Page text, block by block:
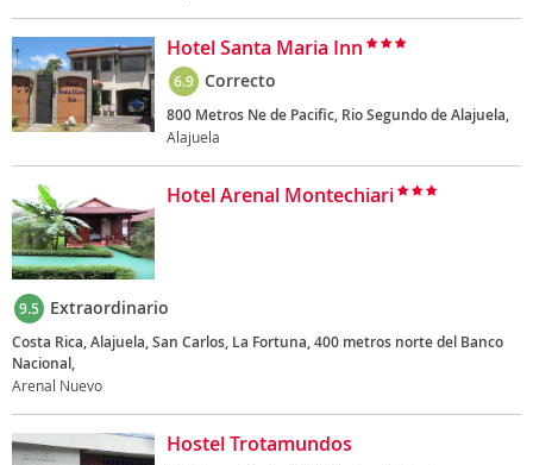
Hotel Santa Maria Inn
6.9 Correcto
800 Metros Ne de Pacific, Rio Segundo de Alajuela,
Alajuela
Hotel Arenal Montechiari
9.5 Extraordinario
Costa Rica, Alajuela, San Carlos, La Fortuna, 400 metros norte del Banco
Nacional,
Arenal Nuevo
Hostel Trotamundos